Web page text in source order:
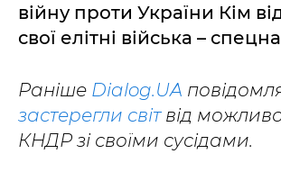
війну проти України Кім
свої елітні війська –
Раніше Dialog.UA
застерегли світ від
КНДР зі своїми сусідами.